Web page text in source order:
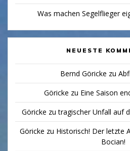
Was machen Segelflieger
NEUESTE
Bernd Göricke zu
Göricke zu Eine Saison
Göricke zutragischer Unfall auf
Göricke zu Historisch! Der letzte
Bocian!